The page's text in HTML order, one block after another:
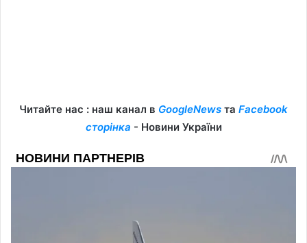
Читайте нас : наш канал в GoogleNews та Facebook
сторінка - Новини України